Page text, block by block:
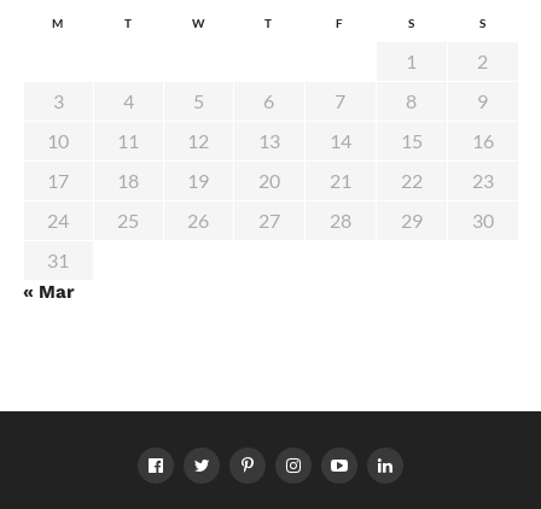
M T W T F S S
1
2
3
4 5 6 7 8
9
10
11 12 13 14 15
16
17
18 19 20 21 22
23
24
25 26 27 28 29
30
31
« Mar